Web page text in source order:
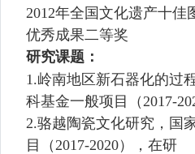
2012年全国文化遗产十佳
优秀成果二等奖
研究课题：
1.岭南地区新石器化的过
科基金一般项目（ 2017-
2.骆越陶瓷文化研究，国
目（ 2017-2020），在研